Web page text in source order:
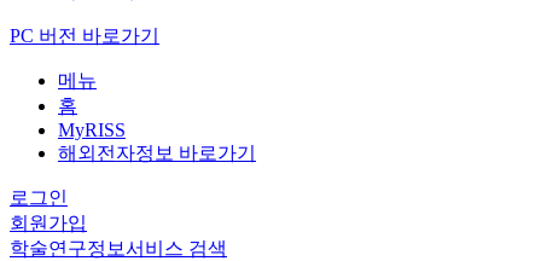
PC 버전 바로가기
메뉴
홈
MyRISS
해외전자정보 바로가기
로그인
회원가입
학술연구정보서비스 검색